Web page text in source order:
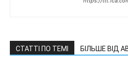
СТАТТІ ПО ТЕМІ БІЛЬШЕ ВІД